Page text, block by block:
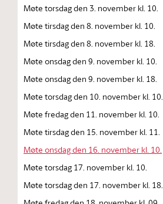
Møte torsdag den 3. november kl. 10.
Møte tirsdag den 8. november kl. 10.
Møte tirsdag den 8. november kl. 18.
Møte onsdag den 9. november kl. 10.
Møte onsdag den 9. november kl. 18.
Møte torsdag den 10. november kl. 10.
Møte fredag den 11. november kl. 10.
Møte tirsdag den 15. november kl. 11.
Møte onsdag den 16. november kl. 10.
Møte torsdag 17. november kl. 10.
Møte torsdag den 17. november kl. 18.